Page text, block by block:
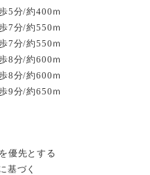
/約400ｍ
/約550ｍ
約550ｍ
/約600ｍ
分/約600ｍ
9分/約650ｍ
優先とする
基づく